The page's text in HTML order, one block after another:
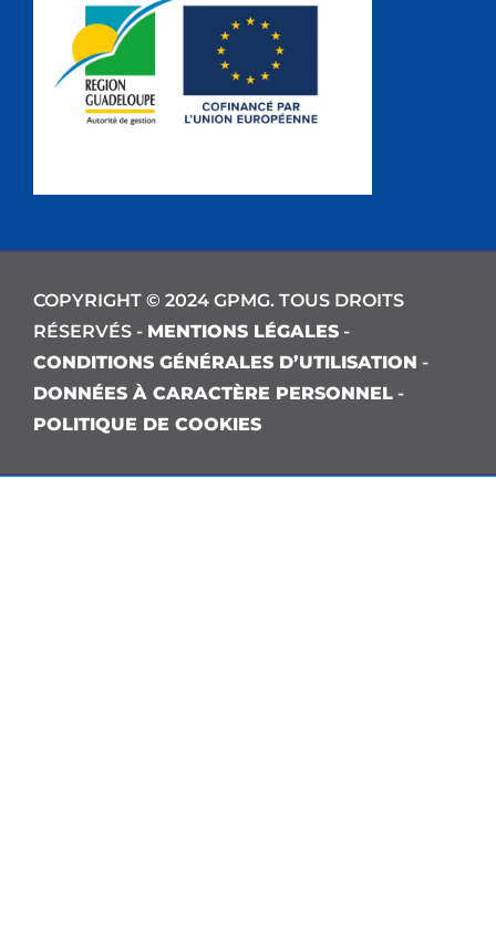
COPYRIGHT © 2024 GPMG. TOUS DROITS
RÉSERVÉS - MENTIONS LÉGALES -
CONDITIONS GÉNÉRALES D’UTILISATION -
DONNÉES À CARACTÈRE PERSONNEL -
POLITIQUE DE COOKIES